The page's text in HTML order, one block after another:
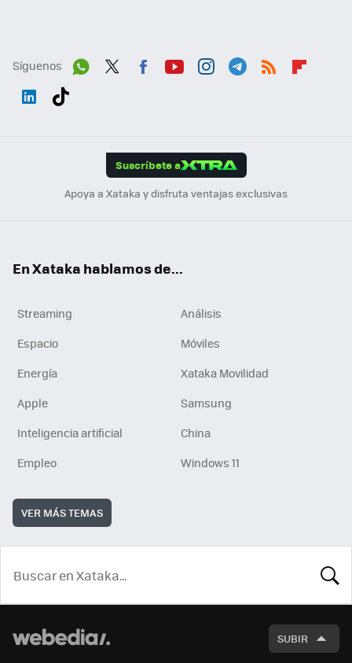
Síguenos
Suscríbete a
Apoya a Xataka y disfruta ventajas exclusivas
En Xataka hablamos de...
Streaming
Análisis
Espacio
Móviles
Energía
Xataka Movilidad
Apple
Samsung
Inteligencia artificial
China
Empleo
Windows 11
VER MÁS TEMAS
SUBIR